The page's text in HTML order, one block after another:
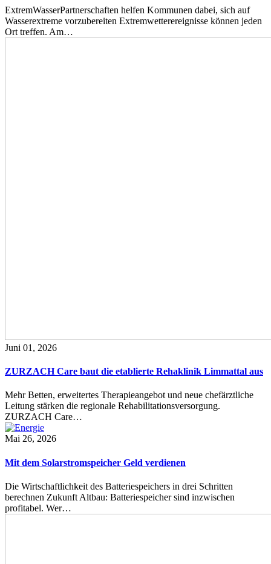
ExtremWasserPartnerschaften helfen Kommunen dabei, sich auf
Wasserextreme vorzubereiten Extremwetterereignisse können jeden
Ort treffen. Am…
Juni 01, 2026
ZURZACH Care baut die etablierte Rehaklinik Limmattal aus
Mehr Betten, erweitertes Therapieangebot und neue chefärztliche
Leitung stärken die regionale Rehabilitationsversorgung.
ZURZACH Care…
Mai 26, 2026
Mit dem Solarstromspeicher Geld verdienen
Die Wirtschaftlichkeit des Batteriespeichers in drei Schritten
berechnen Zukunft Altbau: Batteriespeicher sind inzwischen
profitabel. Wer…